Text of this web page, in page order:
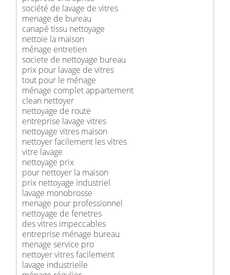
société de lavage de vitres
menage de bureau
canapé tissu nettoyage
nettoie la maison
ménage entretien
societe de nettoyage bureau
prix pour lavage de vitres
tout pour le ménage
ménage complet appartement
clean nettoyer
nettoyage de route
entreprise lavage vitres
nettoyage vitres maison
nettoyer facilement les vitres
vitre lavage
nettoyage prix
pour nettoyer la maison
prix nettoyage industriel
lavage monobrosse
menage pour professionnel
nettoyage de fenetres
des vitres impeccables
entreprise ménage bureau
menage service pro
nettoyer vitres facilement
lavage industrielle